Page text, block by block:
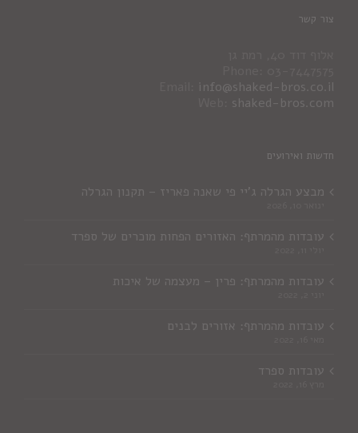
צור קשר
info@shaked-bros.co.il
shaked-bros.com
חדשות ואירועים
מבצע הגרלה ג'יי פי שאנה פאריז – תקנון הגרלה
עובדות מהמרתף: האזורים הפחות מוכרים של ספרד
עובדות מהמרתף: פרין – מעצמה של איכות
עובדות מהמרתף: אזורים לבנים
עובדות ספרד